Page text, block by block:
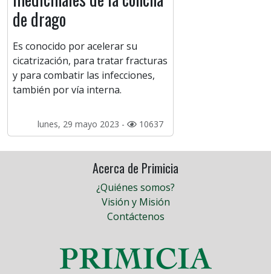
de drago
Es conocido por acelerar su
cicatrización, para tratar fracturas
y para combatir las infecciones,
también por vía interna.
lunes, 29 mayo 2023 - 10637
Acerca de Primicia
¿Quiénes somos?
Visión y Misión
Contáctenos